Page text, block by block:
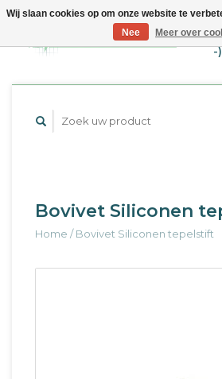
-
Bovivet Siliconen
Home /Bovivet Siliconen tepelstift
Wij slaan cookies op om onze website te
Nee
Meer over